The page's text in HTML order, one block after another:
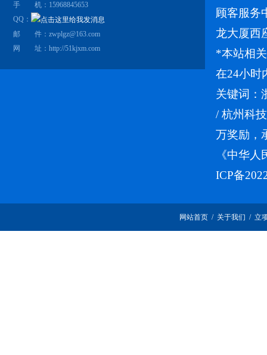
手 机：15968845653
QQ：
邮 件：zwplgz@163.com
网 址： http://51kjxm.com
顾客服务
龙大厦西
*本站相
在24小时
关键词：
/杭州科
万奖励，
《中华
ICP备
网站首页 / 关于我们 / 立